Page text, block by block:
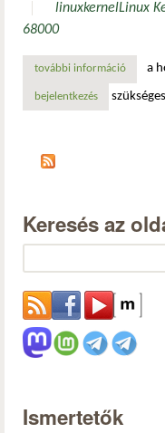
linuxkernelLinux
68000
további információa sparc
a
bejelentkezés szükséges
Keresés az
Ismertetők